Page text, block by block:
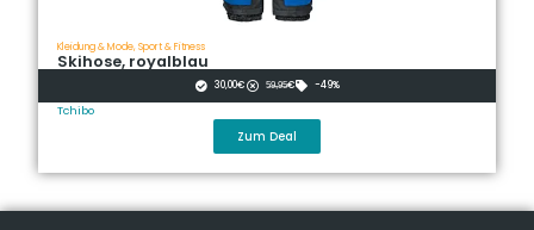
Kleidung & Mode,Sport & Fitness
Skihose, royalblau
30,00€ 5̶9̶,̶9̶5̶€ -49%
Tchibo
Zum Deal